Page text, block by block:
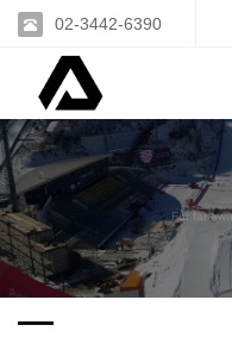
02-3442-6390
Far far